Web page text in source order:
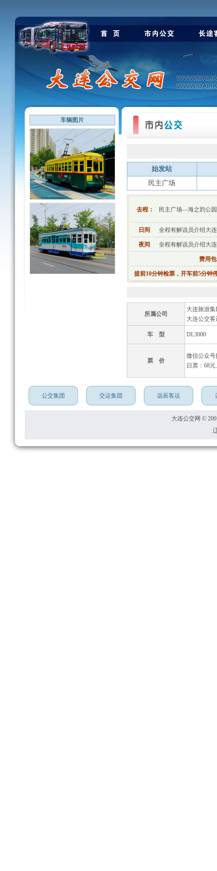
车辆图片
始发站
民主广场
去程： 民主广场—海之韵公
日间 全程有解说员介绍大
夜间 全程有解说员介绍大
费用
提前10分钟检票，开车前5分钟
所属公司
大连旅游
大连公交
车 型 DL3000
票 价
微信公众
日票：68
公交集团 交运集团 远辰客运
大连公交网 ©